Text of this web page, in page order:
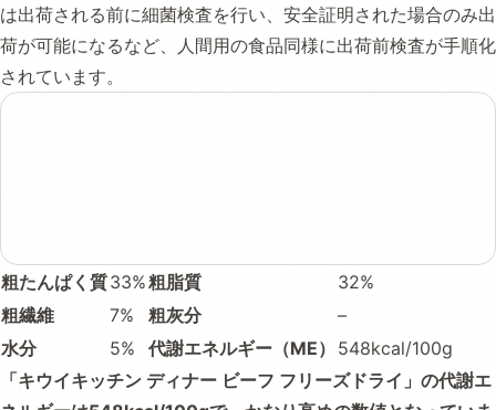
は出荷される前に細菌検査を行い、安全証明された場合のみ出
荷が可能になるなど、人間用の食品同様に出荷前検査が手順化
されています。
粗たんぱく質33%粗脂質
32%
粗繊維
7% 粗灰分
–
水分
5% 代謝エネルギー（ME） 548kcal/100g
「キウイキッチン ディナー ビーフ フリーズドライ」の代謝エ